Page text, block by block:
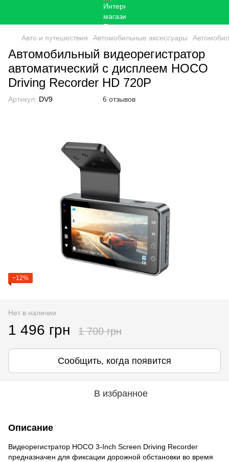
Авто и путешествия Автомобильные аксессуары
Автомобильный видеорегистратор
автоматический с дисплеем HOCO
Driving Recorder HD 720P
Артикул: DV9 6 отзывов
−12%
Нет в наличии
1 496 грн 1 700 грн
Сообщить, когда появится
В избранное
Описание
Видеорегистратор HOCO 3-Inch Screen Driving Recorder
предназначен для фиксации дорожной обстановки во время